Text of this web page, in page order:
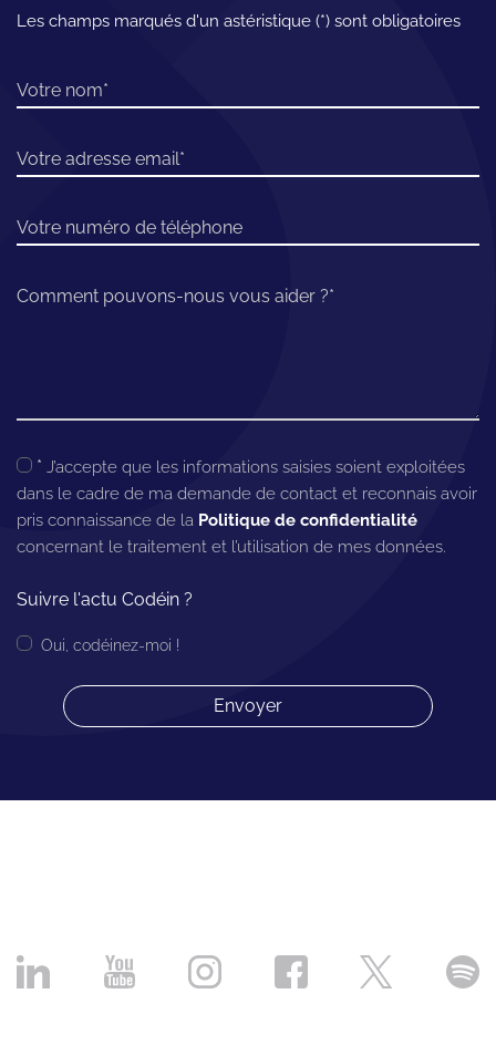
Les champs marqués d'un astéristique (*) sont obligatoires
Votre nom
Votre adresse email
Votre numéro de téléphone
Comment pouvons-nous vous aider ?
* J’accepte que les informations saisies soient exploitées
dans le cadre de ma demande de contact et reconnais avoir
pris connaissance de la Politique de confidentialité
concernant le traitement et l’utilisation de mes données.
Suivre l'actu Codéin ?
Oui, codéinez-moi !